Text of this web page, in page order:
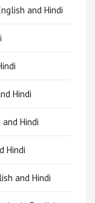
and Hindi
Hindi
and Hindi
Hindi
and Hindi